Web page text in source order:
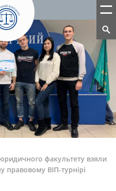
факультету взяли
правовому ВІП-турнірі